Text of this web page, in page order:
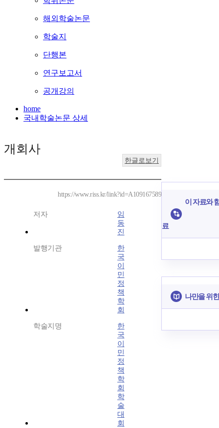
해외학술논문
학술지
단행본
연구보고서
공개강의
home
국내학술논문 상세
개회사
한글로보기
https://www.riss.kr/link?id=A109167589
저자
임
동
진
발행기관
한
국
이
민
정
책
학
회
학술지명
한
국
이
민
정
책
학
회
학
술
대
회
이 자료와
료
나만을 위